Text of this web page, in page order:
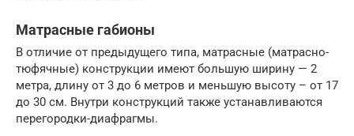
Матрасные габионы
В отличие от предыдущего типа, матрасные (матрасно-
тюфячные) конструкции имеют большую ширину — 2
метра, длину от 3 до 6 метров и меньшую высоту – от 17
до 30 см. Внутри конструкций также устанавливаются
перегородки-диафрагмы.